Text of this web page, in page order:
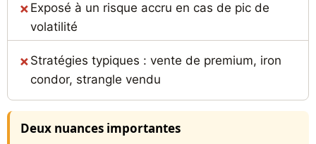
Exposé à un risque accru en cas de pic de
volatilité
Stratégies typiques : vente de premium, iron
condor, strangle vendu
Deux nuances importantes